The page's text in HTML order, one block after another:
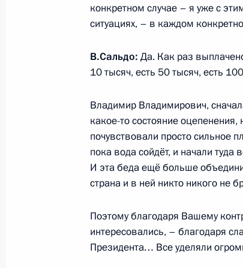
Продлён переходный период
владельцев транспортных
25 декабря 2023 года, 13:30
Перечень поручений по
Правительства
7 декабря 2023 года, 22:00
Срок предоставления
территориях России
конкретном случае – я уже с
ситуациях, – в каждом
В.Сальдо: Да. Как раз
10 тысяч, есть 50 тысяч, есть
Владимир Владимирович,
какое-то состояние
почувствовали просто сильное
пока вода сойдёт, и начали
И эта беда ещё больше
страна и в ней никто никого не
Поэтому благодаря Вашему
интересовались, – благодаря
Президента… Все уделяли